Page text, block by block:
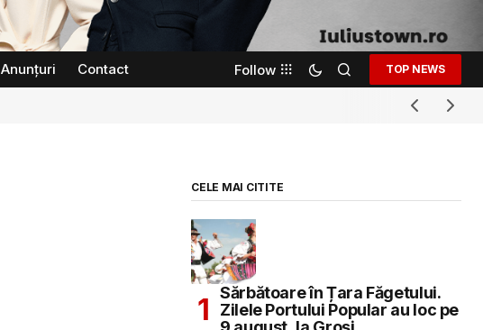
Anunțuri Contact Follow TOP NEWS
CELE MAI CITITE
Sărbătoare în Țara Făgetului.
Zilele Portului Popular au loc pe